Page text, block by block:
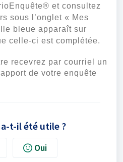
et consultez
sous l’onglet « Mes
bleue apparaît sur
celle-ci est complétée.
recevrez par courriel un
de votre enquête
t-il été utile ?
Oui